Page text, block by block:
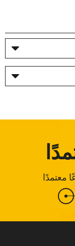
معتمدًا